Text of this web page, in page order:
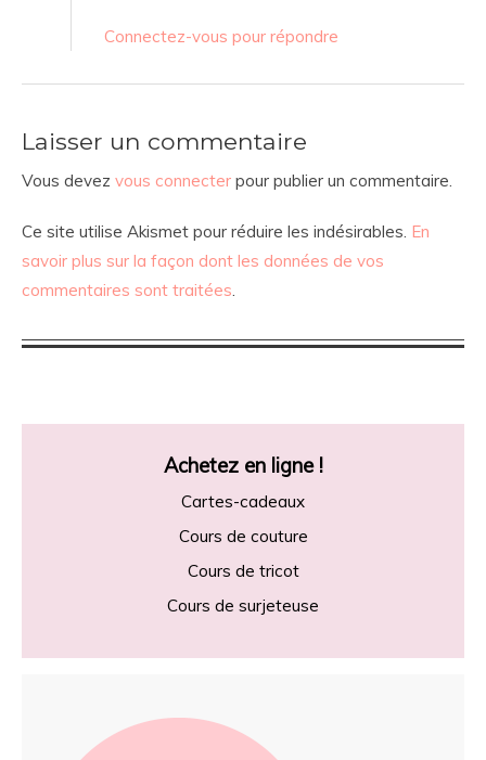
Connectez-vous pour répondre
Laisser un commentaire
Vous devez vous connecter pour publier un commentaire.
Ce site utilise Akismet pour réduire les indésirables. En
savoir plus sur la façon dont les données de vos
commentaires sont traitées.
Achetez en ligne !
Cartes-cadeaux
Cours de couture
Cours de tricot
Cours de surjeteuse